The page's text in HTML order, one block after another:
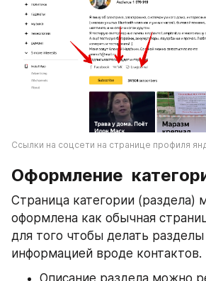
Ссылки на соцсети на странице профиля
Оформление
Страница категории (раздела)
оформлена как обычная
для того чтобы делать
информацией вроде контактов.
Описание раздела можно